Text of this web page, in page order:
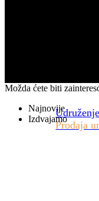
Prodaja
Možda ćete biti
Najnovije
Izdvajamo